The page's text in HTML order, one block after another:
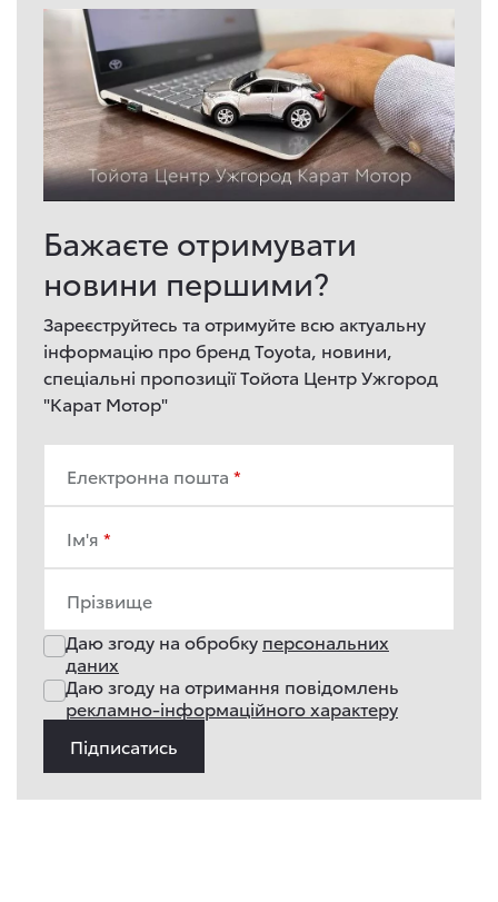
Бажаєте отримувати
новини першими?
Зареєструйтесь та отримуйте всю актуальну
інформацію про бренд Toyota, новини,
спеціальні пропозиції Тойота Центр Ужгород
"Карат Мотор"
Електронна пошта
Ім'я
Прізвище
Даю згоду на обробку персональних
даних
Даю згоду на отримання повідомлень
рекламно-інформаційного характеру
Підписатись